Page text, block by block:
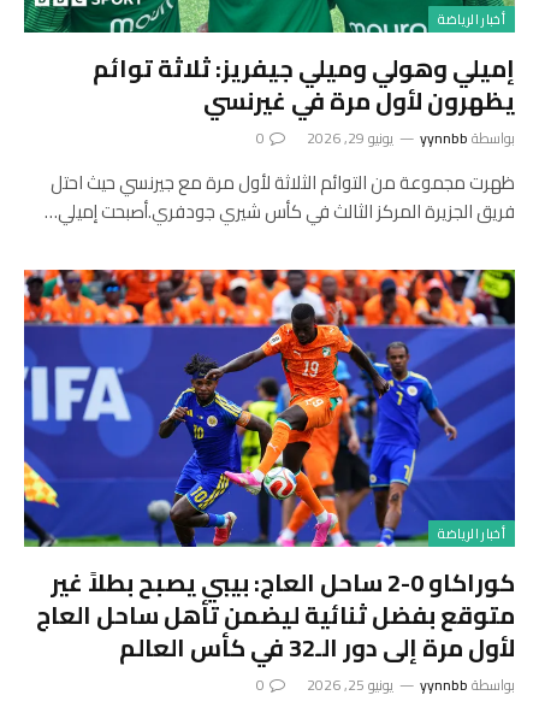
أخبار الرياضة
إميلي وهولي وميلي جيفريز: ثلاثة توائم
يظهرون لأول مرة في غيرنسي
بواسطةyynnbb يونيو 29, 2026 0
ظهرت مجموعة من التوائم الثلاثة لأول مرة مع جيرنسي حيث احتل
فريق الجزيرة المركز الثالث في كأس شيري جودفري.أصبحت إميلي…
أخبار الرياضة
كوراكاو 0-2 ساحل العاج: بيبي يصبح بطلاً غير
متوقع بفضل ثنائية ليضمن تأهل ساحل العاج
لأول مرة إلى دور الـ32 في كأس العالم
بواسطةyynnbb يونيو 25, 2026 0